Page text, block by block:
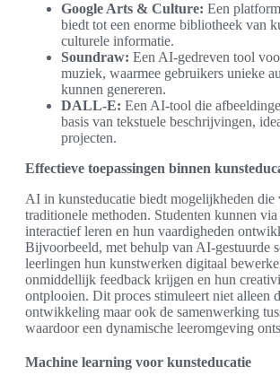
Google Arts & Culture: Een
biedt tot een enorme bibliotheek van
culturele informatie.
Soundraw: Een AI-gedreven tool
muziek, waarmee gebruikers unieke
kunnen genereren.
DALL-E: Een AI-tool die
basis van tekstuele beschrijvingen,
projecten.
Effectieve toepassingen binnen
AI in kunsteducatie biedt mogelijkheden die
traditionele methoden. Studenten kunnen via
interactief leren en hun vaardigheden
Bijvoorbeeld, met behulp van AI-gestuurde
leerlingen hun kunstwerken digitaal
onmiddellijk feedback krijgen en hun
ontplooien. Dit proces stimuleert niet alleen
ontwikkeling maar ook de samenwerking
waardoor een dynamische leeromgeving
Machine learning voor kunsteducatie